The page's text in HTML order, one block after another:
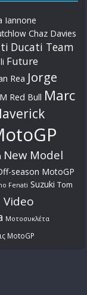
Iannone
Chaz Davies
Ducati Team
Future
Rea Jorge
Red Bull Marc
New Model
season MotoGP
Fenati Suzuki Tom
Video
Μοτοσυκλέτα
MotoGP